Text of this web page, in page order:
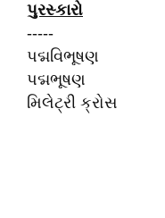
પુરસ્કારો
-----
પદ્મવિભૂષણ
પદ્મભૂષણ
મિલેટ્રી ક્રોસ